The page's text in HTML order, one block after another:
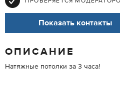
Показать контакты
ОПИСАНИЕ
Натяжные потолки за 3 часа!